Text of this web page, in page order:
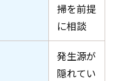
掃を前提
に相談
発生源が
隠れてい